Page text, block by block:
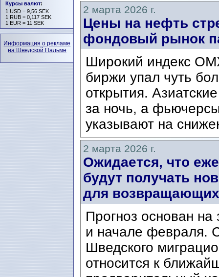
2 марта 2026 г.
Цены на нефть
фондовый рынок
Широкий индекс
биржи упал чуть
открытия.
за ночь, а
указывают на
2 марта 2026 г.
Ожидается, что
будут получать
для
Прогноз основан на
и начале февраля.
Шведского
относится к
Курсы валют:
1 USD = 9,56 SEK
1 RUB = 0,117 SEK
1 EUR = 11 SEK
Информация о рекламе
на Шведской Пальме